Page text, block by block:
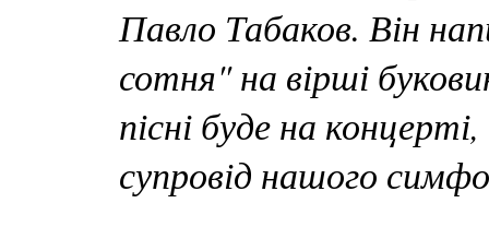
Павло Табаков. Він
сотня" на вірші
пісні буде на
супровід нашого